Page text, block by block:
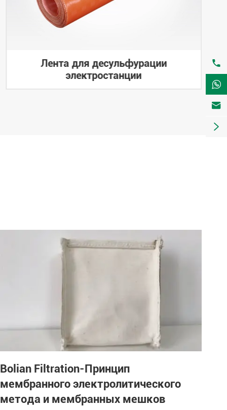
Лента для десульфурации
электростанции
Bolian Filtration-Принцип
мембранного электролитического
метода и мембранных мешков



